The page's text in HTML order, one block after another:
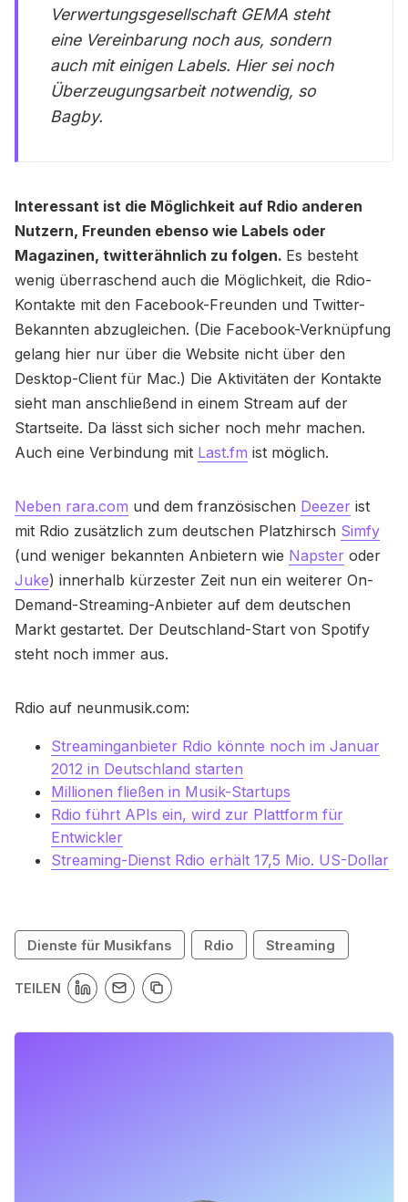
Verwertungsgesellschaft GEMA steht
eine Vereinbarung noch aus, sondern
auch mit einigen Labels. Hier sei noch
Überzeugungsarbeit notwendig, so
Bagby.
Interessant ist die Möglichkeit auf Rdio anderen
Nutzern, Freunden ebenso wie Labels oder
Magazinen, twitterähnlich zu folgen. Es besteht
wenig überraschend auch die Möglichkeit, die Rdio-
Kontakte mit den Facebook-Freunden und Twitter-
Bekannten abzugleichen. (Die Facebook-Verknüpfung
gelang hier nur über die Website nicht über den
Desktop-Client für Mac.) Die Aktivitäten der Kontakte
sieht man anschließend in einem Stream auf der
Startseite. Da lässt sich sicher noch mehr machen.
Auch eine Verbindung mit Last.fm ist möglich.
Neben rara.com und dem französischen Deezer ist
mit Rdio zusätzlich zum deutschen Platzhirsch Simfy
(und weniger bekannten Anbietern wie Napster oder
Juke) innerhalb kürzester Zeit nun ein weiterer On-
Demand-Streaming-Anbieter auf dem deutschen
Markt gestartet. Der Deutschland-Start von Spotify
steht noch immer aus.
Rdio auf neunmusik.com:
Streaminganbieter Rdio könnte noch im Januar
2012 in Deutschland starten
Millionen fließen in Musik-Startups
Rdio führt APIs ein, wird zur Plattform für
Entwickler
Streaming-Dienst Rdio erhält 17,5 Mio. US-Dollar
Dienste für Musikfans Rdio Streaming
TEILEN